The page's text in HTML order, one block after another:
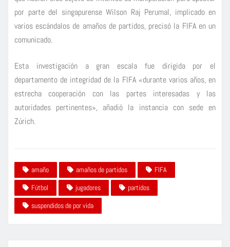
por parte del singapurense Wilson Raj Perumal, implicado en
varios escándalos de amaños de partidos, precisó la FIFA en un
comunicado.
Esta investigación a gran escala fue dirigida por el
departamento de integridad de la FIFA «durante varios años, en
estrecha cooperación con las partes interesadas y las
autoridades pertinentes», añadió la instancia con sede en
Zúrich.
amaño amaños de partidos
FIFA
Fútbol
jugadores
partidos
suspendidos de por vida